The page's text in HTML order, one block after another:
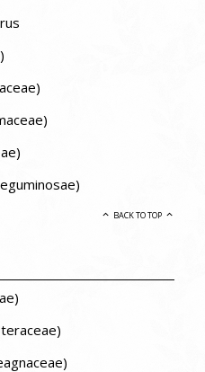
BACK TO TOP